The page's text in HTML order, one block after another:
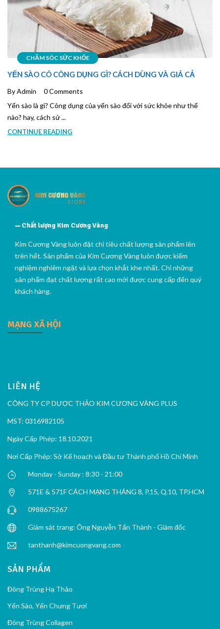
CHĂM SÓC SỨC KHỎE
YẾN SÀO CÓ CÔNG DỤNG GÌ? CÁCH DÙNG VÀ GIÁ CẢ
By Admin
0 Comments
Yến sào là gì? Công dụng của yến sào đối với sức khỏe như thế
nào? hay, cách sử ...
CONTINUE READING
Chất lượng Kim Cương Vàng
Kim Cương Vàng luôn đặt chỉ tiêu chất lượng sản phẩm lên
trên hết. Sản phẩm của Kim Cương Vàng luôn được kiểm
nghiệm nghiêm ngặt và lựa chọn khắt khe nhất. Chỉ những
sản phẩm đạt chất lượng rất cao mới được cung cấp đến quý
khách hàng.
MẠNG XÃ HỘI
LIÊN HỆ
CÔNG TY CP DƯỢC THẢO KIM CƯƠNG VÀNG PLUS
MST: 0316982105
Ngày Cấp Phép: 18.10.2021
Nơi Cấp Phép: Sở Kế hoạch và Đầu tư Thành phố Hồ Chí Minh
Monday - Sunday : 8:30 - 21:00
571E & 571F CÁCH MẠNG THÁNG 8, P.15, Q.10, TP.HCM
0988675267
Giám sát trang: Ông Nguyễn Tấn Thành - Giám đốc
tanthanh@kimcuongvang.com
SẢN PHẨM
Đông Trùng Hạ Thảo
Yến Sào, Yến Chưng Tươi
Đông Trùng Collagen